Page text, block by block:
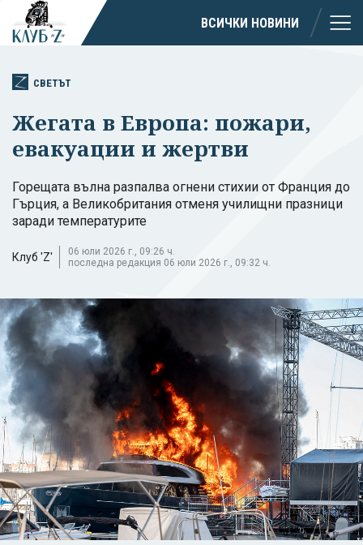
ВСИЧКИ НОВИНИ
СВЕТЪТ
Жегата в Европа: пожари,
евакуации и жертви
Горещата вълна разпалва огнени стихии от Франция до
Гърция, а Великобритания отменя училищни празници
заради температурите
Клуб 'Z'
06 юли 2026 г., 09:26 ч.
последна редакция 06 юли 2026 г., 09:32 ч.